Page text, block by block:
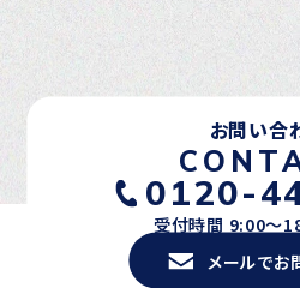
お問い合
0120-
受付時間 9:00〜
メールでお